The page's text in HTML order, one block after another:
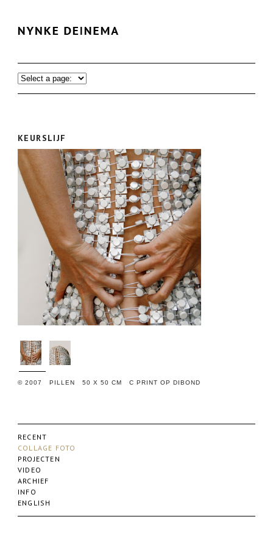
KEURSLIJF
© 2007 PILLEN 50 X 50 CM C PRINT OP DIBOND
RECENT
COLLAGE FOTO
PROJECTEN
VIDEO
ARCHIEF
INFO
ENGLISH